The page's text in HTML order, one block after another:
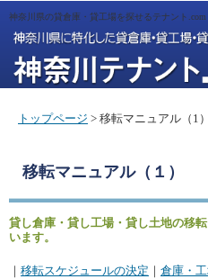
神奈川県の貸倉庫・貸工場を探せるテナント.com
トップページ > 移転マニュアル（1）
移転マニュアル（１）
貸し倉庫・貸し工場・貸し土地の移
います。
｜ 移転スケジュールの決定 ｜ 倉庫・